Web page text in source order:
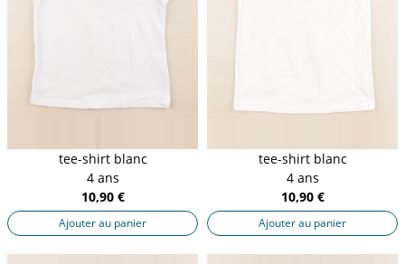
tee-shirt blanc
4 ans
10,90 €
Ajouter au panier
tee-shirt blanc
4 ans
10,90 €
Ajouter au panier